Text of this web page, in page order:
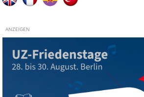
ANZEIGEN